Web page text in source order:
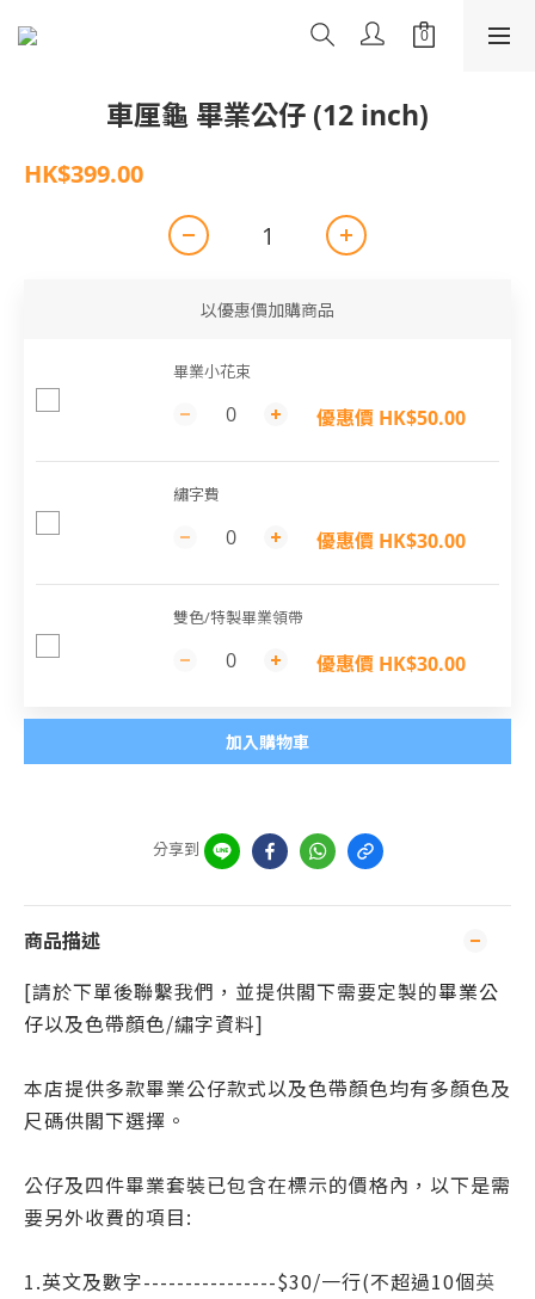
車厘龜 畢業公仔 (12 inch)
HK$399.00
以優惠價加購商品
畢業小花束
優惠價 HK$50.00
繡字費
優惠價 HK$30.00
雙色/特製畢業領帶
優惠價 HK$30.00
加入購物車
分享到
商品描述
[請於下單後聯繫我們，並提供閣下需要定製的畢業公
仔以及色帶顏色/繡字資料]
本店提供多款畢業公仔款式以及色帶顏色均有多顏色及
尺碼供閣下選擇。
公仔及四件畢業套裝已包含在標示的價格內，以下是需
要另外收費的項目:
1.英文及數字----------------$30/一行(不超過10個英